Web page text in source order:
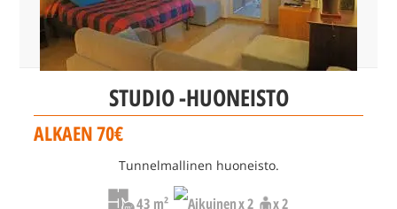
STUDIO -HUONEISTO
ALKAEN 70€
Tunnelmallinen huoneisto.
43 m² x 2 x 2